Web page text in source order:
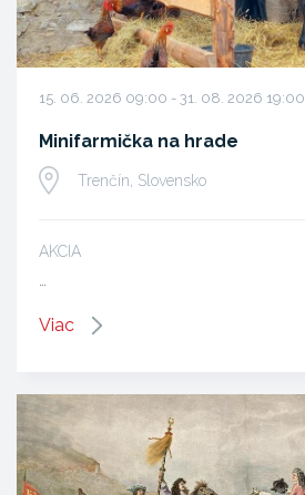
15. 06. 2026 09:00 - 31. 08. 2026 19:00
Minifarmička na hrade
Trenčín, Slovensko
AKCIA
Viac